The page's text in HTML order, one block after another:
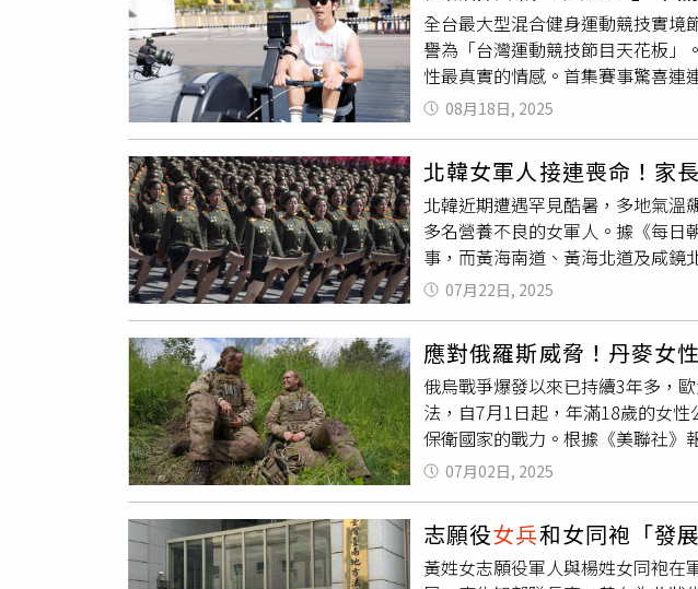
誇「透氣又好穿」。至於「沒帶會
備備用眼鏡，以免操課時弄斷造成
外，他也加碼提醒，上廁所要分段
朵姐姐跟家人多了許多話題，因為
全台最大型混合健身運動競技實境
譽為「台灣運動競技節目天花板」
性最真實的情感。首集賽事驚喜連
爆發力，擊敗多位勁敵，讓評審團
倉與芳芸所組成的黃金搭檔，氣
在男子單人賽殺出重圍，一舉奪
日記》演員梁舒涵挑戰扛沙包時，
體為她加油打氣，甚至陪伴她一起
神，令全場觀眾熱淚盈眶。另一位
廢，最終堅持完賽。挑戰結束後，
心。節目播出後，觀眾反應熱烈，
視前面看。」節目不僅帶來強烈
體能的比拚，更是一場與自我的對
08月18日, 2025
北韓女軍人接連喪命！家
北韓近期遭遇罕見酷暑，多地氣溫
多名營養不良的女軍人。據《每日
事，而黃海南道、黃海北道及咸鏡
策，實際上仍以「社會主義大建設
「政治意識薄弱」。知情人士透
仍冒險耕作。而軍隊中的女性處
社》爆料，北韓高層軍官設有「專
露，所謂「思想教育」只是掩蓋女
軍。然而，金正恩政權堅持「工程
07月22日, 2025
應對俄羅斯威脅！丹麥女
俄烏戰爭爆發以來已持續3年多，
法，自7月1日起，年滿18歲的女
保衛國家的戰力。根據《美聯社》
「在當前的國際情勢下，這是必要
近4個月的軍事訓練，並於6月初
真實」。報導指出，丹麥自1970
受到威脅，丹麥國會在6月初通過
的役期，也從原本的4個月延長至
07月02日, 2025
志願役女兵和女同袍「發
黃姓女志願役軍人與楊姓女同袍在